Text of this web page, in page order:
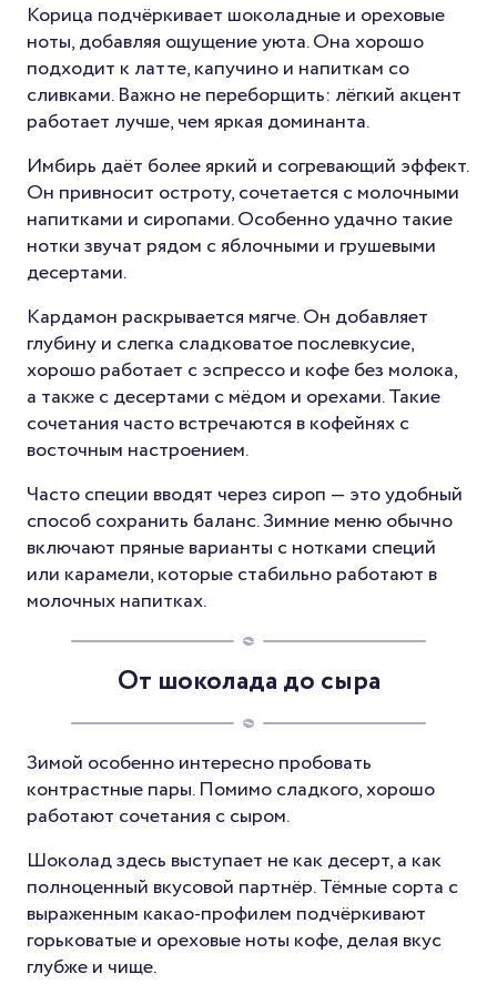
Корица подчёркивает шоколадные и ореховые
ноты, добавляя ощущение уюта. Она хорошо
подходит к латте, капучино и напиткам со
сливками. Важно не переборщить: лёгкий акцент
работает лучше, чем яркая доминанта.
Имбирь даёт более яркий и согревающий эффект.
Он привносит остроту, сочетается с молочными
напитками и сиропами. Особенно удачно такие
нотки звучат рядом с яблочными и грушевыми
десертами.
Кардамон раскрывается мягче. Он добавляет
глубину и слегка сладковатое послевкусие,
хорошо работает с эспрессо и кофе без молока,
а также с десертами с мёдом и орехами. Такие
сочетания часто встречаются в кофейнях с
восточным настроением.
Часто специи вводят через сироп — это удобный
способ сохранить баланс. Зимние меню обычно
включают пряные варианты с нотками специй
или карамели, которые стабильно работают в
молочных напитках.
От шоколада до сыра
Зимой особенно интересно пробовать
контрастные пары. Помимо сладкого, хорошо
работают сочетания с сыром.
Шоколад здесь выступает не как десерт, а как
полноценный вкусовой партнёр. Тёмные сорта с
выраженным какао-профилем подчёркивают
горьковатые и ореховые ноты кофе, делая вкус
глубже и чище.